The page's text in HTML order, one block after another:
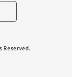
Reserved.